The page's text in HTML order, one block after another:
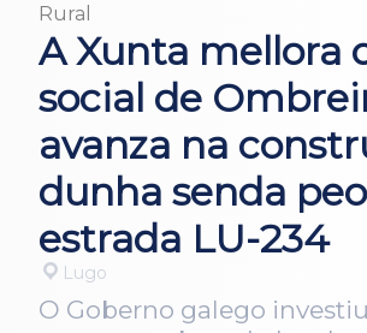
Rural
A Xunta mellora
social de
avanza na
dunha senda
estrada LU-234
Lugo
O Goberno galego